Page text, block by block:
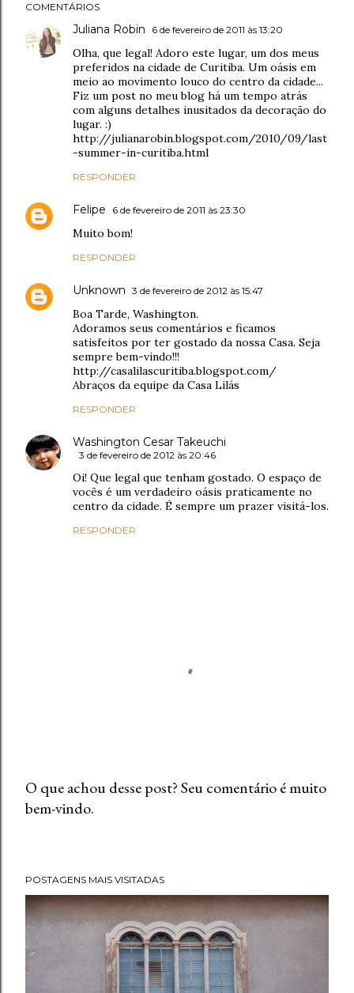
COMENTÁRIOS
Juliana Robin 6 de fevereiro de 2011 às 13:20
Olha, que legal! Adoro este lugar, um dos meus
preferidos na cidade de Curitiba. Um oásis em
meio ao movimento louco do centro da cidade...
Fiz um post no meu blog há um tempo atrás
com alguns detalhes inusitados da decoração do
lugar. :)
http://julianarobin.blogspot.com/2010/09/last
-summer-in-curitiba.html
RESPONDER
Felipe 6 de fevereiro de 2011 às 23:30
Muito bom!
RESPONDER
Unknown 3 de fevereiro de 2012 às 15:47
Boa Tarde, Washington.
Adoramos seus comentários e ficamos
satisfeitos por ter gostado da nossa Casa. Seja
sempre bem-vindo!!!
http://casalilascuritiba.blogspot.com/
Abraços da equipe da Casa Lilás
RESPONDER
Washington Cesar Takeuchi
3 de fevereiro de 2012 às 20:46
Oi! Que legal que tenham gostado. O espaço de
vocês é um verdadeiro oásis praticamente no
centro da cidade. É sempre um prazer visitá-los.
RESPONDER
P
a
r
u
m
c
O que achou desse post? Seu comentário é muito
bem-vindo.
POSTAGENS MAIS VISITADAS